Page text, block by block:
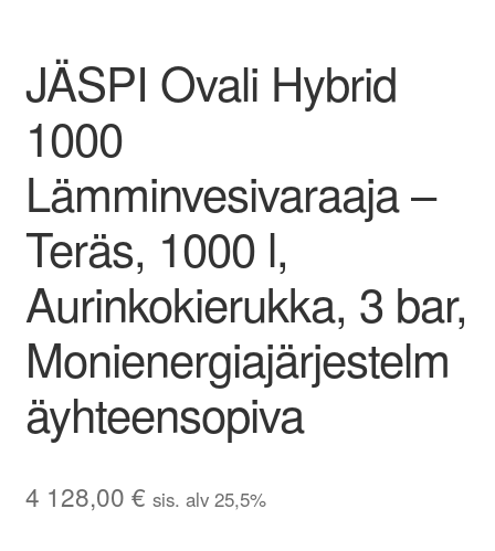
JÄSPI Ovali Hybrid
1000
Lämminvesivaraaja –
Teräs, 1000 l,
Aurinkokierukka, 3 bar,
Monienergiajärjestelm
äyhteensopiva
4 128,00 € sis. alv 25,5%